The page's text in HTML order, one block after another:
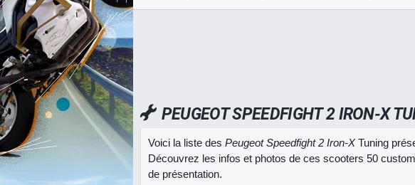
PEUGEOT SPEEDFIGHT 2 IRON-X
Voici la liste des Peugeot Speedfight 2 Iron-XTuning
Découvrez les infos et photos de ces scooters 50
de présentation.